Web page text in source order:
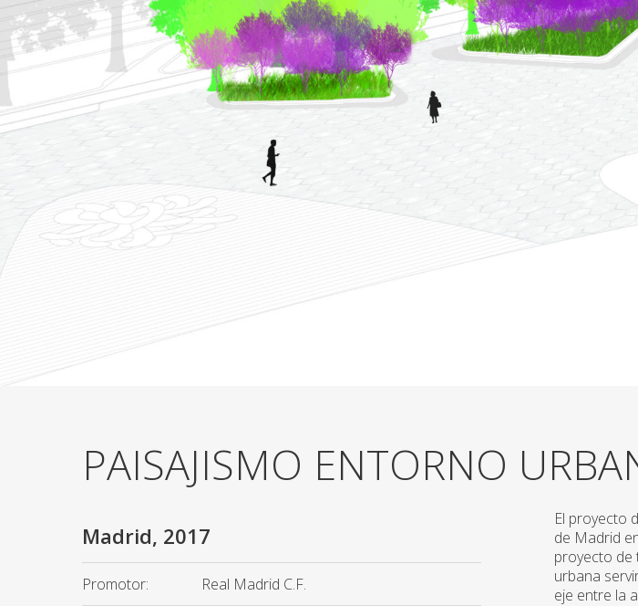
PAISAJISMO ENTORNO
Madrid, 2017
Promotor: Real Madrid C.F.
El proyecto
de Madrid
proyecto de
urbana
eje entre la